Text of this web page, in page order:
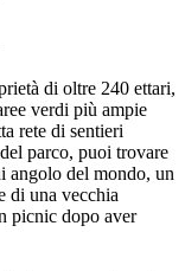
di oltre 240 ettari,
verdi più ampie
rete di sentieri
parco, puoi trovare
angolo del mondo, un
di una vecchia
picnic dopo aver